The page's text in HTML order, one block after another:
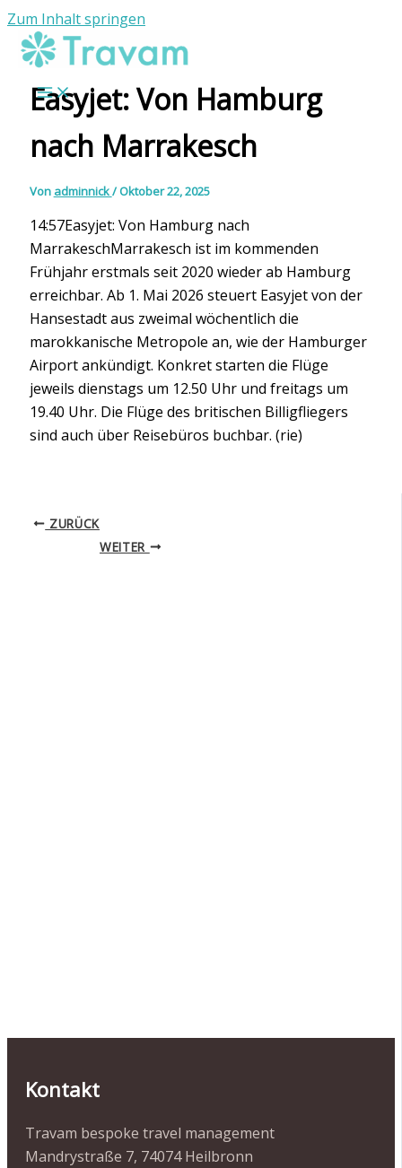
Zum Inhalt springen
Easyjet: Von Hamburg
nach Marrakesch
Von adminnick/Oktober 22, 2025
14:57Easyjet: Von Hamburg nach
MarrakeschMarrakesch ist im kommenden
Frühjahr erstmals seit 2020 wieder ab Hamburg
erreichbar. Ab 1. Mai 2026 steuert Easyjet von der
Hansestadt aus zweimal wöchentlich die
marokkanische Metropole an, wie der Hamburger
Airport ankündigt. Konkret starten die Flüge
jeweils dienstags um 12.50 Uhr und freitags um
19.40 Uhr. Die Flüge des britischen Billigfliegers
sind auch über Reisebüros buchbar. (rie)
ZURÜCK
WEITER
Kontakt
Travam bespoke travel management
Mandrystraße 7, 74074 Heilbronn